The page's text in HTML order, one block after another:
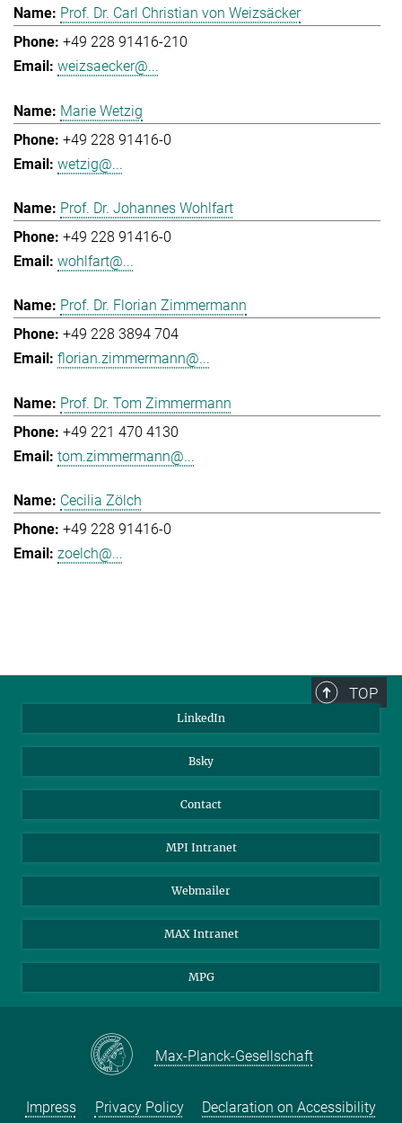
Prof. Dr. Carl Christian von Weizsäcker
+49 228 91416-210
weizsaecker@...
Marie Wetzig
+49 228 91416-0
wetzig@...
Prof. Dr. Johannes Wohlfart
+49 228 91416-0
wohlfart@...
Prof. Dr. Florian Zimmermann
+49 228 3894 704
florian.zimmermann@...
Prof. Dr. Tom Zimmermann
+49 221 470 4130
tom.zimmermann@...
Cecilia Zölch
+49 228 91416-0
zoelch@...
TOP
LinkedIn
Bsky
Contact
MPI Intranet
Webmailer
MAX Intranet
MPG
Max-Planck-Gesellschaft
Impress Privacy Policy Declaration on Accessibility